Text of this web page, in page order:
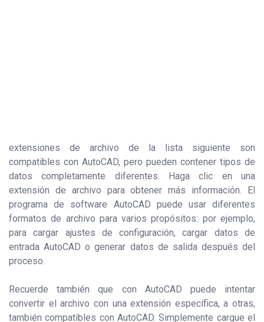
extensiones de archivo de la lista siguiente son
compatibles con AutoCAD, pero pueden contener tipos de
datos completamente diferentes. Haga clic en una
extensión de archivo para obtener más información. El
programa de software AutoCAD puede usar diferentes
formatos de archivo para varios propósitos: por ejemplo,
para cargar ajustes de configuración, cargar datos de
entrada AutoCAD o generar datos de salida después del
proceso.
Recuerde también que con AutoCAD puede intentar
convertir el archivo con una extensión específica, a otras,
también compatibles con AutoCAD. Simplemente cargue el